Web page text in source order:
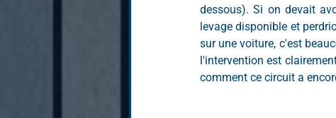
dessous). Si on devait
levage disponible et
sur une voiture, c'est
l'intervention est
comment ce circuit a